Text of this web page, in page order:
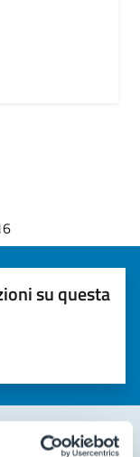
su questa
la chiarezza delle